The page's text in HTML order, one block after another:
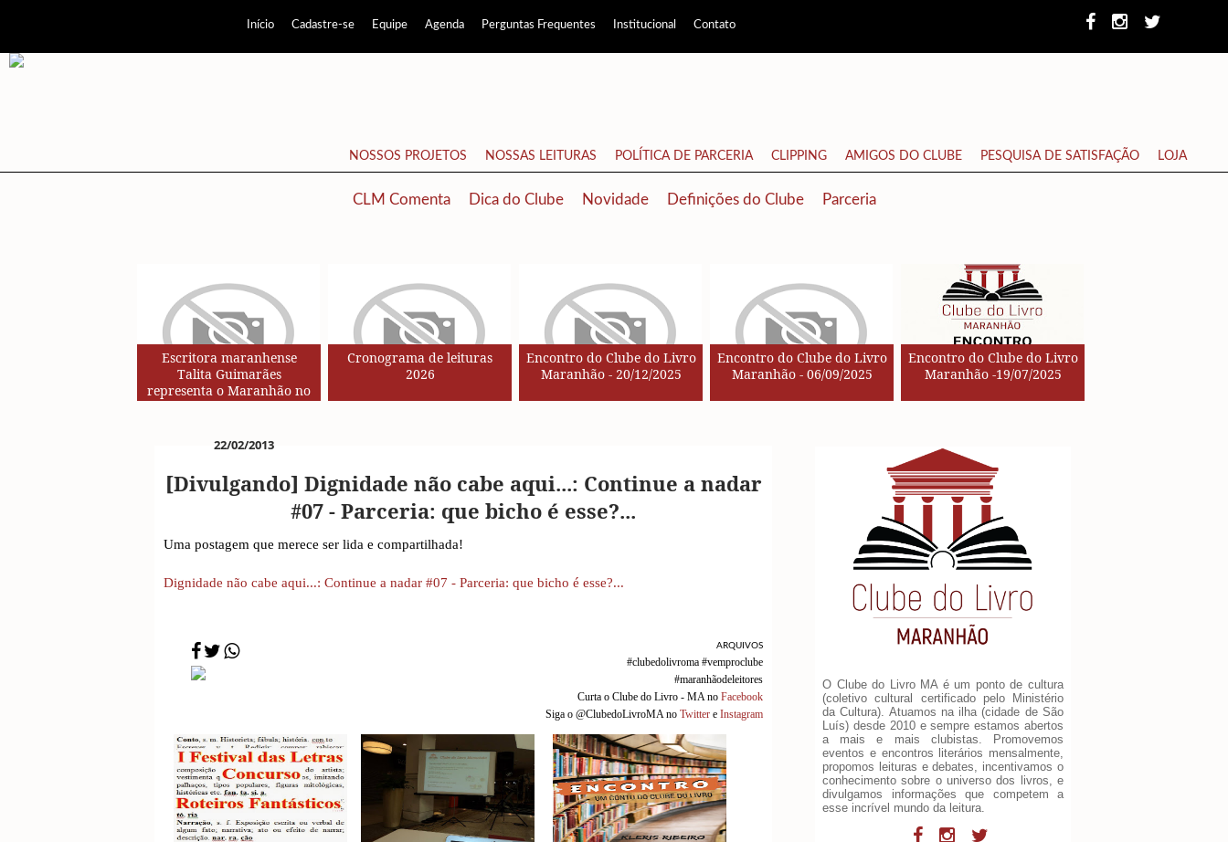
Início Cadastre-se Equipe Agenda Perguntas Frequentes Institucional Contato
NOSSOS PROJETOS NOSSAS LEITURAS POLÍTICA DE PARCERIA CLIPPING AMIGOS DO CLUBE PESQUISA DE SATISFAÇÃO LOJA
CLM Comenta Dica do Clube Novidade Definições do Clube Parceria
Escritora maranhense
Talita Guimarães
representa o Maranhão no
Circuito de Autores da Rede
Cronograma de leituras
2026
Encontro do Clube do Livro
Maranhão - 20/12/2025
Encontro do Clube do Livro
Maranhão - 06/09/2025
Encontro do Clube do Livro
Maranhão -19/07/2025
22/02/2013
[Divulgando] Dignidade não cabe aqui...: Continue a nadar
#07 - Parceria: que bicho é esse?...
Uma postagem que merece ser lida e compartilhada!
Dignidade não cabe aqui...: Continue a nadar #07 - Parceria: que bicho é esse?...
ARQUIVOS
#clubedolivroma #vemproclube
#maranhãodeleitores
Curta o Clube do Livro - MA no Facebook
Siga o @ClubedoLivroMA no Twitter e Instagram
O Clube do Livro MA é um ponto de cultura
(coletivo cultural certificado pelo Ministério
da Cultura). Atuamos na ilha (cidade de São
Luís) desde 2010 e sempre estamos abertos
a mais e mais clubistas. Promovemos
eventos e encontros literários mensalmente,
propomos leituras e debates, incentivamos o
conhecimento sobre o universo dos livros, e
divulgamos informações que competem a
esse incrível mundo da leitura.